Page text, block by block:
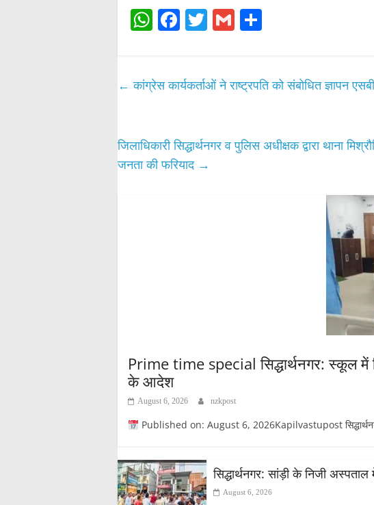
W
A
Fa
ok
T
r
G
← कांग्रेस कार्यकर्ताओं ने राष्ट्रपति को संबोधित ज्ञापन
जिलाधिकारी सिद्धार्थनगर व पुलिस अधीक्षक द्वारा थाना
जनता की फरियाद →
Prime time special सिद्धार्थनगर: स्कूल में
के आदेश
August 6, 2026 nzkpost
Published on: August 6, 2026Kapilvastupost सिद्धार्थनगर।
सिद्धार्थनगर: सांड़ी के निजी
August 6, 2026